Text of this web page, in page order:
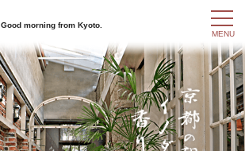
Good morning from Kyoto.
t
o
g
g
l
e
n
a
v
MENU